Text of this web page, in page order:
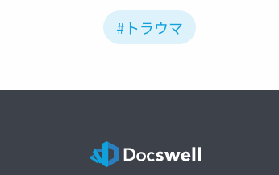
#トラウマ